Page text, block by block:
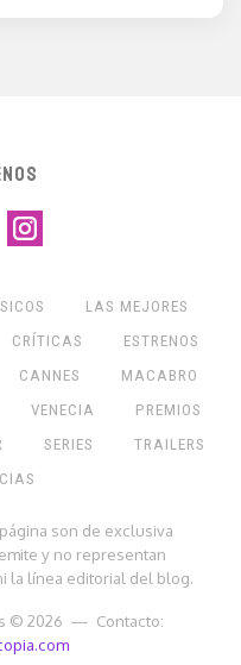
LAS MEJORES
CRÍTICAS
ESTRENOS
CANNES
MACABRO
VENECIA
PREMIOS
SERIES
TRAILERS
son de exclusiva
y no representan
la línea editorial del blog.
© 2026 — Contacto: